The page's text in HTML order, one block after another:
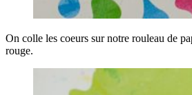
On colle les coeurs sur notre rouleau de
rouge.